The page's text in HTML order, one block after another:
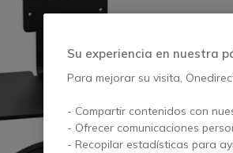
Su experiencia en nuestra
Para mejorar su visita,
- Compartir contenidos con
- Ofrecer comunicaciones
- Recopilar estadísticas para